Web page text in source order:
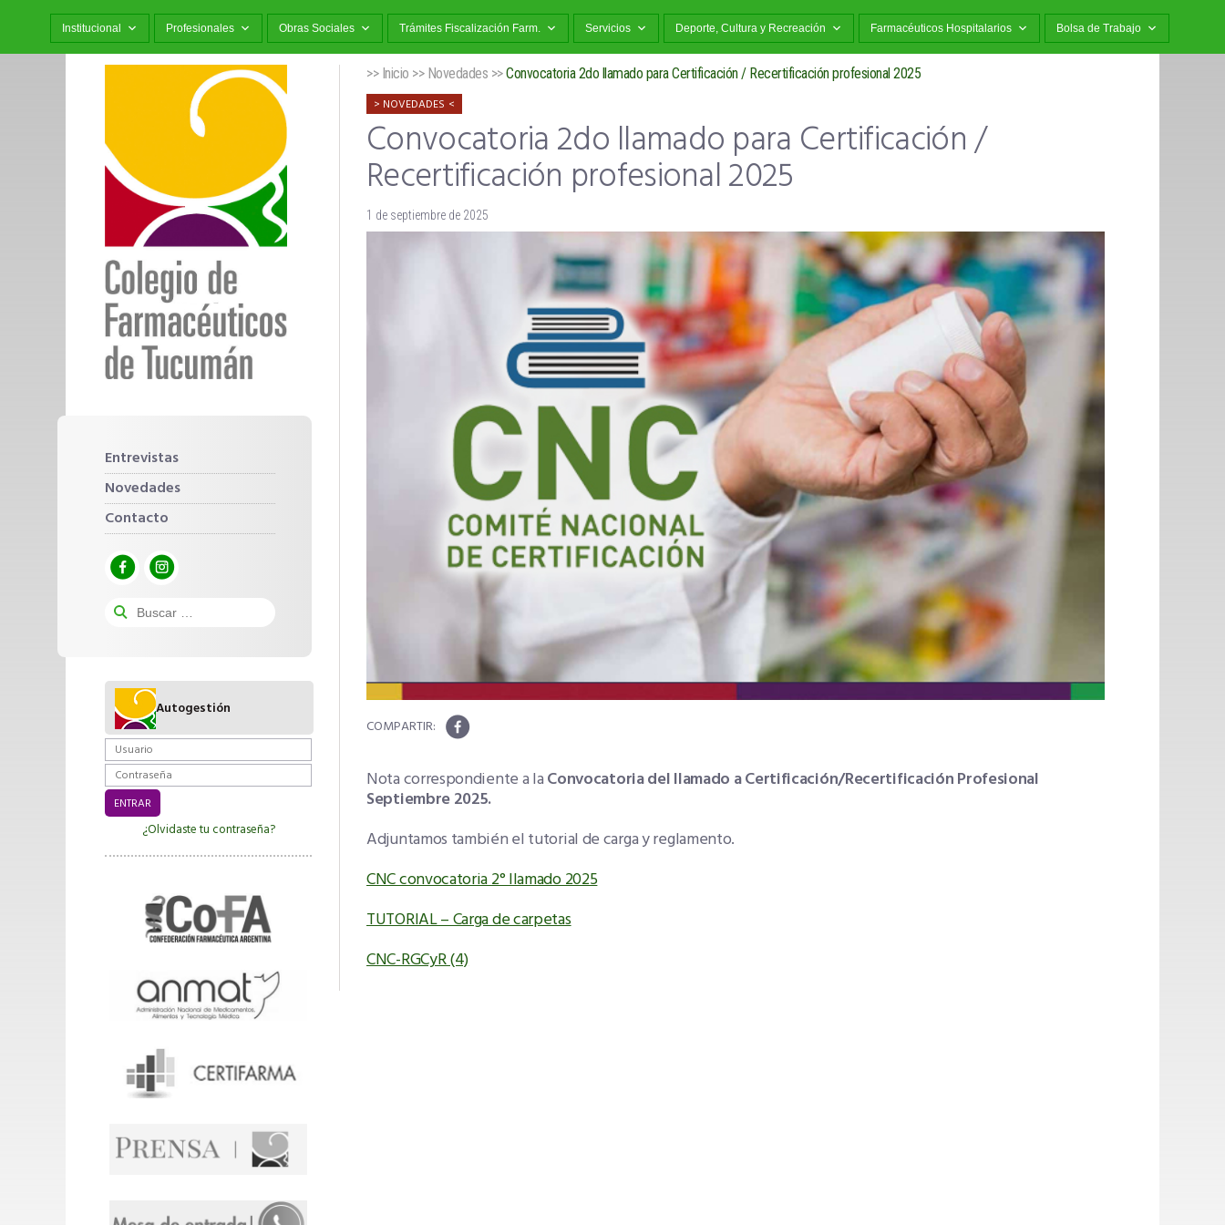
Institucional Profesionales Obras Sociales Trámites Fiscalización Farm. Servicios Deporte, Cultura y Recreación Farmacéuticos Hospitalarios Bolsa de Trabajo
Entrevistas
Novedades
Contacto
Autogestión
¿Olvidaste tu contraseña?
>> Inicio >> Novedades >>Convocatoria 2do llamado para Certificación / Recertificación profesional 2025
NOVEDADES
Convocatoria 2do llamado para Certificación /
Recertificación profesional 2025
1 de septiembre de 2025
Nota correspondiente a laConvocatoria del llamado a Certificación/Recertificación Profesional
Septiembre 2025.
Adjuntamos también el tutorial de carga y reglamento.
CNC convocatoria 2° llamado 2025
TUTORIAL – Carga de carpetas
CNC-RGCyR (4)